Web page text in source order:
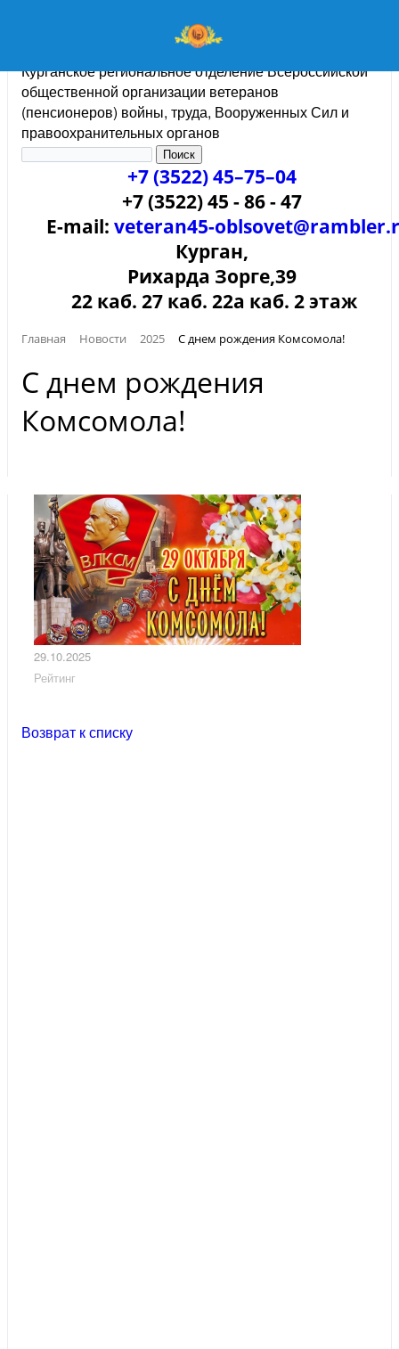
Курганское региональное отделение Всероссийской
общественной организации ветеранов
(пенсионеров) войны, труда, Вооруженных Сил и
правоохранительных органов
+7 (3522) 45–75–04
+7 (3522) 45 - 86 - 47
E-mail: veteran45-
Курган,
Рихарда Зорге,39
22 каб. 27 каб. 22а каб. 2 этаж
Главная Новости 2025 С днем рождения Комсомола!
С днем рождения
Комсомола!
29.10.2025
Рейтинг
Возврат к списку